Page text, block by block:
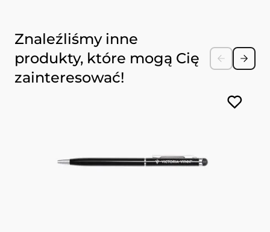
Naciśnij, aby pominąć karuzelę
Znaleźliśmy inne
produkty, które mogą Cię
zainteresować!